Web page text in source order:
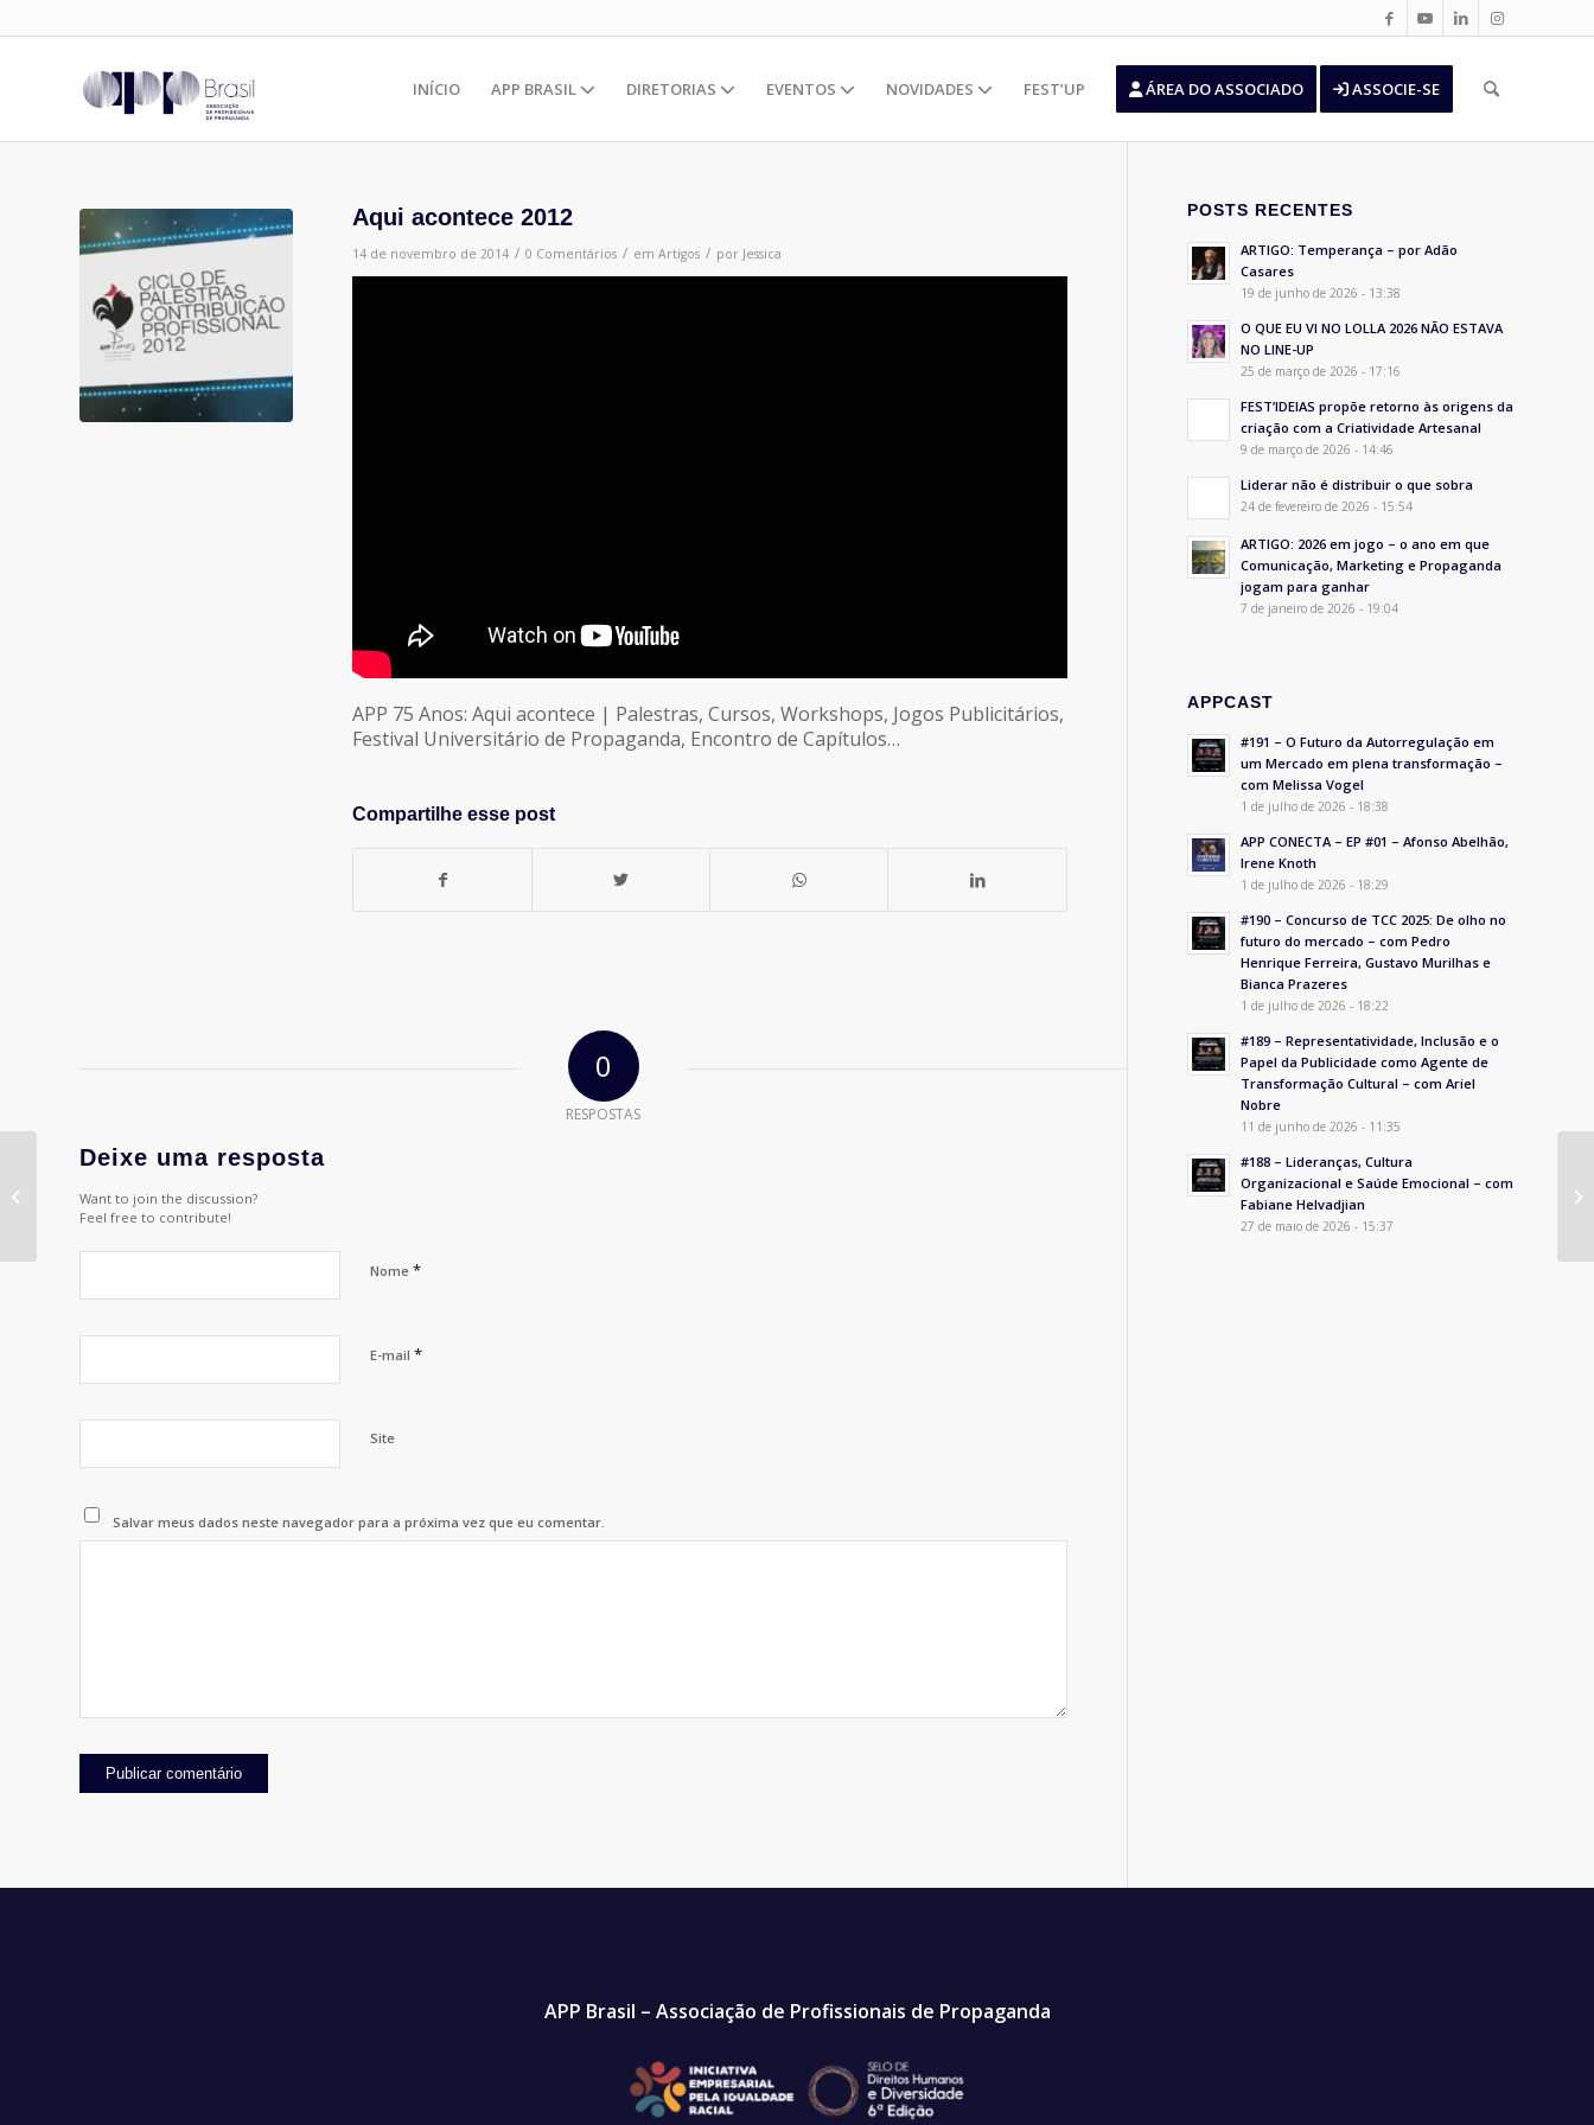
INÍCIO APP BRASIL DIRETORIAS EVENTOS NOVIDADES FEST’UP ÁREA DO ASSOCIADO ASSOCIE-SE
Aqui acontece 2012
14 de novembro de 2014 / 0 Comentários / em Artigos / por Jessica
APP 75 Anos: Aqui acontece | Palestras, Cursos, Workshops, Jogos Publicitários,
Festival Universitário de Propaganda, Encontro de Capítulos…
Compartilhe esse post
0
RESPOSTAS
Deixe uma resposta
Want to join the discussion?
Feel free to contribute!
Nome *
E-mail *
Site
Salvar meus dados neste navegador para a próxima vez que eu comentar.
POSTS RECENTES
ARTIGO: Temperança – por Adão
Casares
19 de junho de 2026 - 13:38
O QUE EU VI NO LOLLA 2026 NÃO ESTAVA
NO LINE-UP
25 de março de 2026 - 17:16
FEST’IDEIAS propõe retorno às origens da
criação com a Criatividade Artesanal
9 de março de 2026 - 14:46
Liderar não é distribuir o que sobra
24 de fevereiro de 2026 - 15:54
ARTIGO: 2026 em jogo – o ano em que
Comunicação, Marketing e Propaganda
jogam para ganhar
7 de janeiro de 2026 - 19:04
APPCAST
#191 – O Futuro da Autorregulação em
um Mercado em plena transformação –
com Melissa Vogel
1 de julho de 2026 - 18:38
APP CONECTA – EP #01 – Afonso Abelhão,
Irene Knoth
1 de julho de 2026 - 18:29
#190 – Concurso de TCC 2025: De olho no
futuro do mercado – com Pedro
Henrique Ferreira, Gustavo Murilhas e
Bianca Prazeres
1 de julho de 2026 - 18:22
#189 – Representatividade, Inclusão e o
Papel da Publicidade como Agente de
Transformação Cultural – com Ariel
Nobre
11 de junho de 2026 - 11:35
#188 – Lideranças, Cultura
Organizacional e Saúde Emocional – com
Fabiane Helvadjian
27 de maio de 2026 - 15:37
APP Brasil – Associação de Profissionais de Propaganda
da APP – Futsal